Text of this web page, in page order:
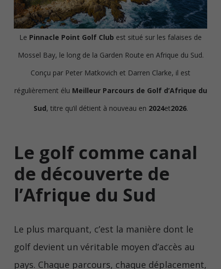
Le Pinnacle Point Golf Club est situé sur les falaises de
Mossel Bay, le long de la Garden Route en Afrique du Sud.
Conçu par Peter Matkovich et Darren Clarke, il est
régulièrement élu Meilleur Parcours de Golf d’Afrique du
Sud, titre qu’il détient à nouveau en 2024et2026.
Le golf comme canal
de découverte de
l’Afrique du Sud
Le plus marquant, c’est la manière dont le
golf devient un véritable moyen d’accès au
pays. Chaque parcours, chaque déplacement,